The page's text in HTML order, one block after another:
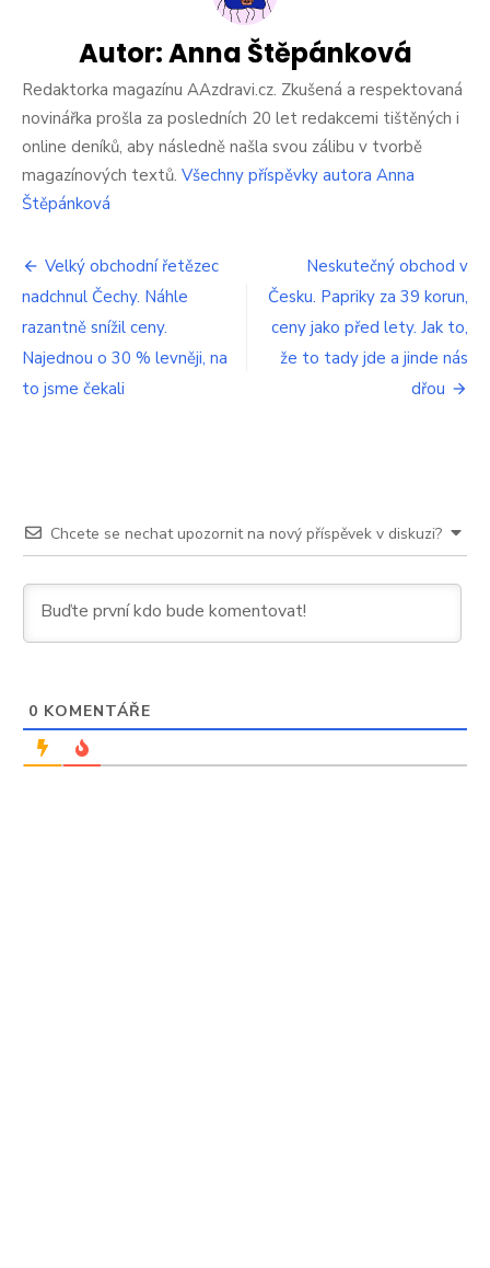
Autor:Anna Štěpánková
Redaktorka magazínu AAzdravi.cz. Zkušená a respektovaná
novinářka prošla za posledních 20 let redakcemi tištěných i
online deníků, aby následně našla svou zálibu v tvorbě
magazínových textů. Všechny příspěvky autora Anna
Štěpánková
Navigace
pro
příspěvek
Velký obchodní řetězec
nadchnul Čechy. Náhle
razantně snížil ceny.
Najednou o 30 % levněji, na
to jsme čekali
Neskutečný obchod v
Česku. Papriky za 39 korun,
ceny jako před lety. Jak to,
že to tady jde a jinde nás
dřou
Chcete se nechat upozornit na nový příspěvek v diskuzi?
0 KOMENTÁŘE